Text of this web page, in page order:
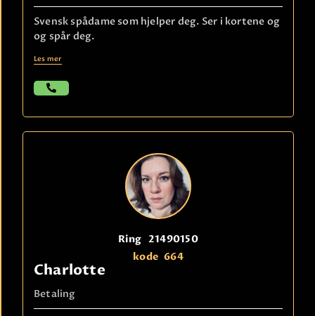
Svensk spådame som hjelper deg. Ser i kortene og
og spår deg.
Les mer
Ring 21490150
kode 664
Charlotte
Betaling